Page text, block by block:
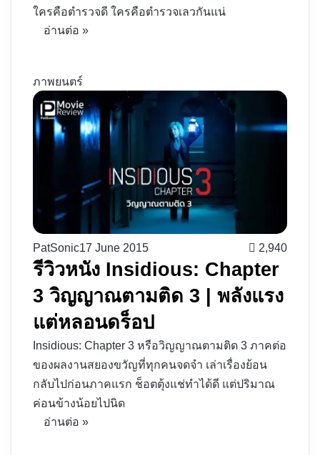
ใครคือตำรวจดี ใครคือตำรวจเลวกันแน่
อ่านต่อ »
ภาพยนตร์
PatSonic17 June 2015 2,940
รีวิวหนัง Insidious: Chapter
3 วิญญาณตามติด 3 | พลังแรง
แต่หลอนดร็อป
Insidious: Chapter 3 หรือวิญญาณตามติด 3 ภาคต่อ
ของผลงานสยองขวัญที่ทุกคนจดจำ เล่าเรื่องย้อน
กลับไปก่อนภาคแรก ช็อตตุ้งแช่ทำได้ดี แต่ปริมาณ
ค่อนข้างน้อยไปนิด
อ่านต่อ »